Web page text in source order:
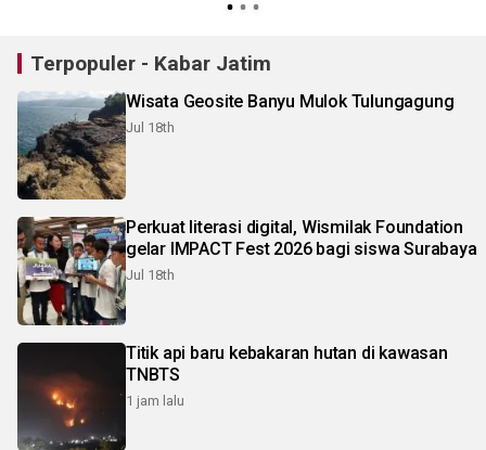
Terpopuler - Kabar Jatim
Wisata Geosite Banyu Mulok Tulungagung
Jul 18th
Perkuat literasi digital, Wismilak Foundation
gelar IMPACT Fest 2026 bagi siswa Surabaya
Jul 18th
Titik api baru kebakaran hutan di kawasan
TNBTS
1 jam lalu